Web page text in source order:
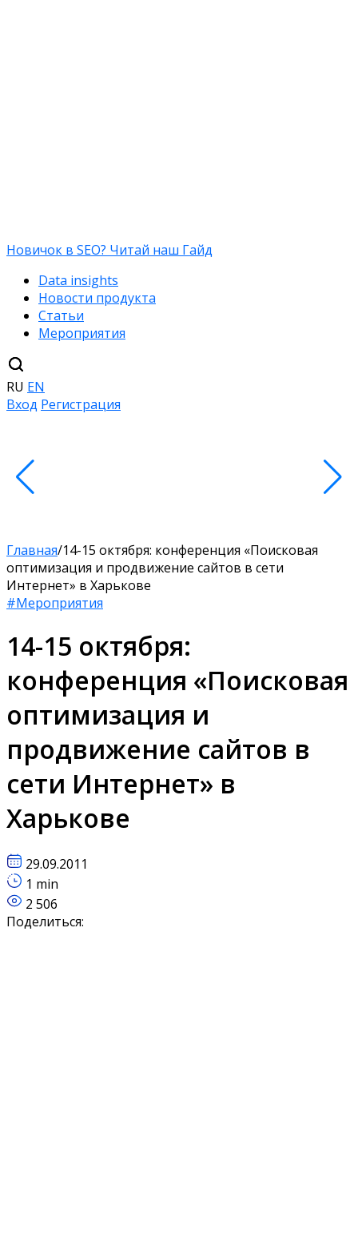
Новичок в SEO? Читай наш Гайд
Data insights
Новости продукта
Статьи
Мероприятия
RU EN
Вход Регистрация
Главная/14-15 октября: конференция «Поисковая
оптимизация и продвижение сайтов в сети
Интернет» в Харькове
#Мероприятия
14-15 октября:
конференция «Поисковая
оптимизация и
продвижение сайтов в
сети Интернет» в
Харькове
29.09.2011
1 min
2 506
Поделиться: